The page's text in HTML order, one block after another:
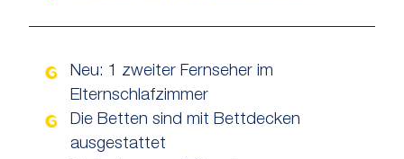
Neu: 1 zweiter Fernseher im
Elternschlafzimmer
Die Betten sind mit Bettdecken
ausgestattet